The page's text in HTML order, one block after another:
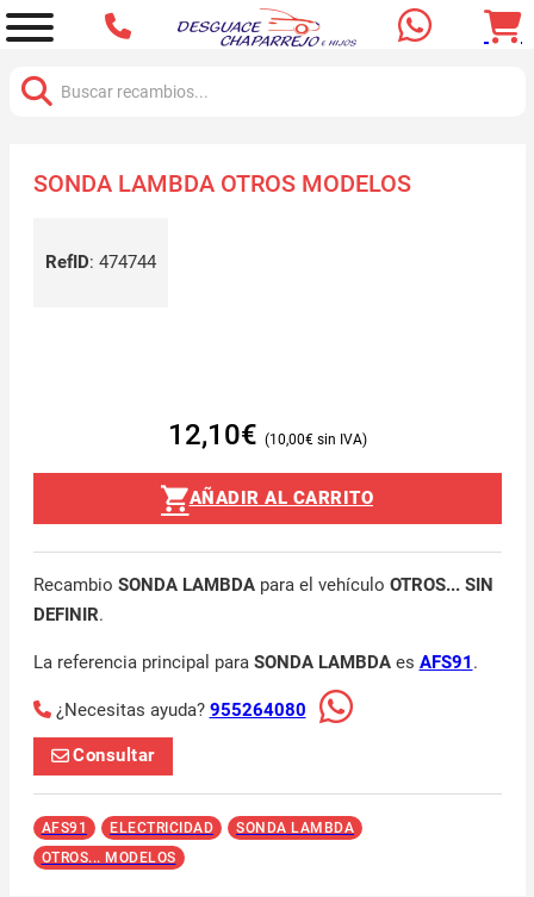
SONDA LAMBDA OTROS MODELOS
RefID: 474744
12,10€ 10,00€
AÑADIR AL CARRITO
Recambio SONDA LAMBDApara el vehículo OTROS... SIN
DEFINIR.
La referencia principal para SONDA LAMBDAes AFS91 .
¿Necesitas ayuda? 955264080
Consultar
AFS91 ELECTRICIDAD
SONDA LAMBDA
OTROS... MODELOS